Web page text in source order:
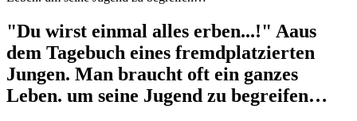
"Du wirst einmal alles erben...!" Aaus
dem Tagebuch eines fremdplatzierten
Jungen. Man braucht oft ein ganzes
Leben. um seine Jugend zu begreifen…